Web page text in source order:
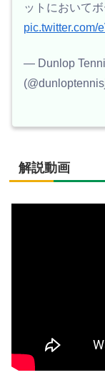
ットにおいて
pic.twitter.com/
— Dunlop
解説動画